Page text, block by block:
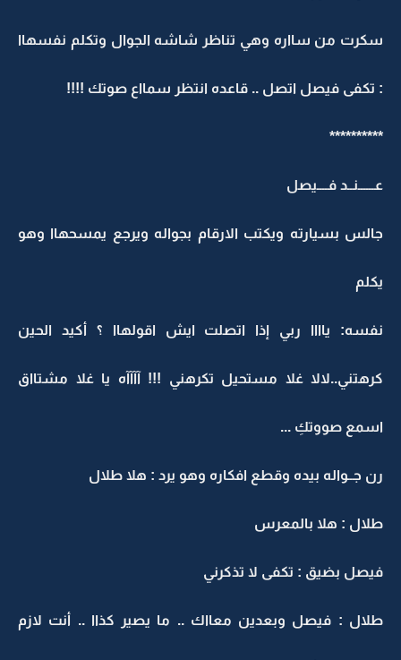
سكرت من سااره وهي تناظر شاشه الجوال وتكلم نفسهاا
: تكفى فيصل اتصل .. قاعده انتظر سمااع صوتك !!!!
**********
عــــــنــد فــــيصل
جالس بسيارته ويكتب الارقام بجواله ويرجع يمسحهاا وهو
يكلم
نفسه: ياااا ربي إذا اتصلت ايش اقولهاا ؟ أكيد الحين
كرهتني..لالا غلا مستحيل تكرهني !!! آآآآه يا غلا مشتااق
اسمع صووتكِ ...
رن جــواله بيده وقطع افكاره وهو يرد : هلا طلال
طلال : هلا بالمعرس
فيصل بضيق : تكفى لا تذكرني
طلال : فيصل وبعدين معااك .. ما يصير كذاا .. أنت لازم